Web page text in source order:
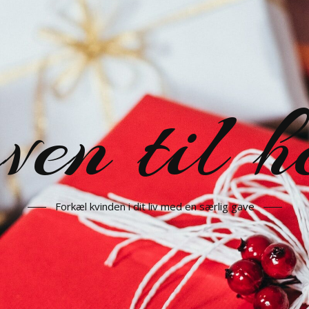
til
Forkæl kvinden i dit liv med en særlig gave